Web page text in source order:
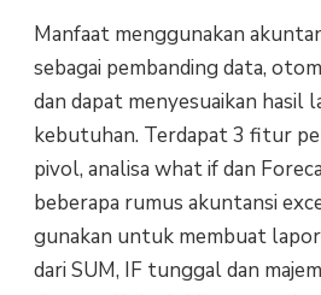
Manfaat menggunakan
sebagai pembanding data,
dan dapat menyesuaikan hasil
kebutuhan. Terdapat 3 fitur
pivol, analisa what if dan
beberapa rumus akuntansi
gunakan untuk membuat
dari SUM, IF tunggal dan